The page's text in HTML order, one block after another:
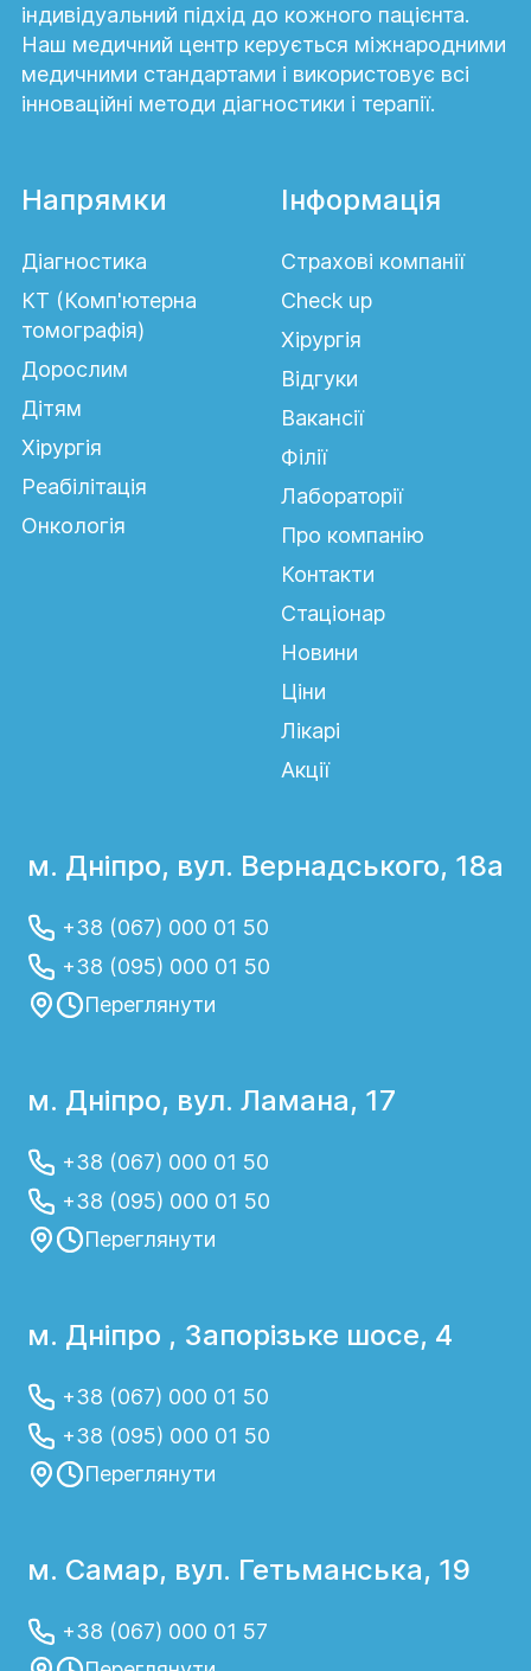
індивідуальний підхід до кожного пацієнта.
Наш медичний центр керується міжнародними
медичними стандартами і використовує всі
інноваційні методи діагностики і терапії.
Напрямки
Діагностика
КТ (Комп'ютерна
томографія)
Дорослим
Дітям
Хірургія
Реабілітація
Онкологія
Інформація
Страхові компанії
Сheck up
Хірургія
Відгуки
Вакансії
Філії
Лабораторії
Про компанію
Контакти
Стаціонар
Новини
Ціни
Лікарі
Акції
м. Дніпро, вул. Вернадського, 18а
+38 (067) 000 01 50
+38 (095) 000 01 50
Переглянути
м. Дніпро, вул. Ламана, 17
+38 (067) 000 01 50
+38 (095) 000 01 50
Переглянути
м. Дніпро , Запорізьке шосе, 4
+38 (067) 000 01 50
+38 (095) 000 01 50
Переглянути
м. Самар, вул. Гетьманська, 19
+38 (067) 000 01 57